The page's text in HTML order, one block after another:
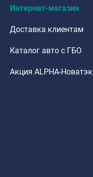
Интернет-магазин
Доставка клиентам
Каталог авто с ГБО
Акция ALPHA-Новатэк